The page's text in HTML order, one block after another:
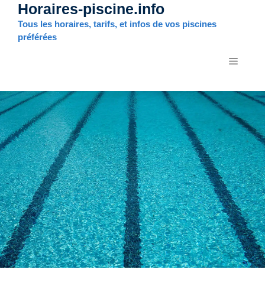
Aller
contenu
Horaires-piscine.info
Tous les horaires, tarifs, et infos de vos piscines
préférées
MENU